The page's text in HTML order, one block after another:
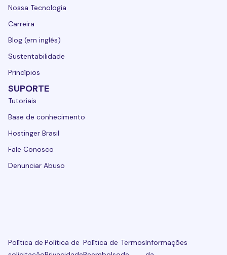
Nossa Tecnologia
Carreira
Blog (em inglês)
Sustentabilidade
Princípios
SUPORTE
Tutoriais
Base de conhecimento
Hostinger Brasil
Fale Conosco
Denunciar Abuso
Política de Política de Política de TermosInformações